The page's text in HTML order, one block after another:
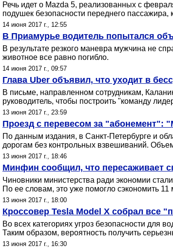
Речь идет о Mazda 5, реализованных с
подушек безопасности переднего
14 июня 2017 г., 12:55
В Приамурье водитель попытался
В результате резкого маневра мужчина не
животное все равно погибло.
14 июня 2017 г., 09:57
Глава Uber объявил, что уходит в
В письме, направленном сотрудникам,
руководитель, чтобы построить "команду
13 июня 2017 г., 23:59
Проезд с перевесом за "абонемент":
По данным издания, в Санкт-Петербурге и
дорогам без контрольных взвешиваний.
13 июня 2017 г., 18:46
Минфин сообщил, что пересаживает
Чиновники министерства ради экономии
По ее словам, это уже помогло сэкономить 11
13 июня 2017 г., 18:00
Кроссовер Tesla Model X собрал все
Во всех категориях угроз безопасности для
Таким образом, вероятность получить
13 июня 2017 г., 16:30